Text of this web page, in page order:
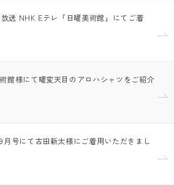
送 NHK Eテレ「日曜美術館」にてご着
館様にて曜変天目のアロハシャツをご紹介
9月号にて古田新太様にご着用いただきまし